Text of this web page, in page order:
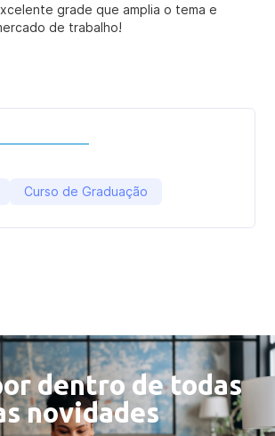
grade que amplia o tema e
de trabalho!
Curso de Graduação
dentro de todas
novidades